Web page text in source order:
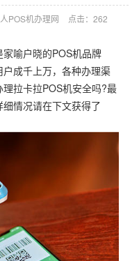
POS机办理网 点击： 262
喻户晓的POS机品牌
成千上万，各种办理渠
拉卡拉POS机安全吗?最
情况请在下文获得了